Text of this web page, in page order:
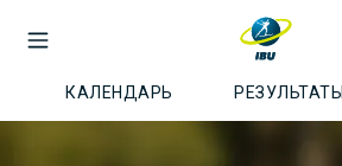
КАЛЕНДАРЬ РЕЗУЛЬТАТЫ